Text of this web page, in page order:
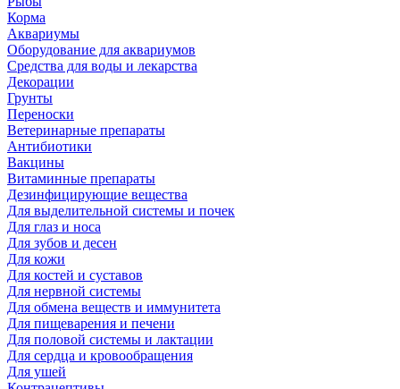
Корма
Аквариумы
Оборудование для аквариумов
Средства для воды и лекарства
Декорации
Грунты
Переноски
Ветеринарные препараты
Антибиотики
Вакцины
Витаминные препараты
Дезинфицирующие вещества
Для выделительной системы и почек
Для глаз и носа
Для зубов и десен
Для кожи
Для костей и суставов
Для нервной системы
Для обмена веществ и иммунитета
Для пищеварения и печени
Для половой системы и лактации
Для сердца и кровообращения
Для ушей